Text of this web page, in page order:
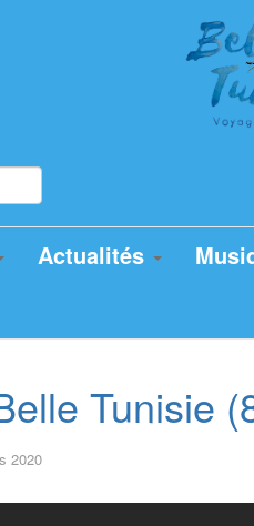
Actualités
Tunisie
2020